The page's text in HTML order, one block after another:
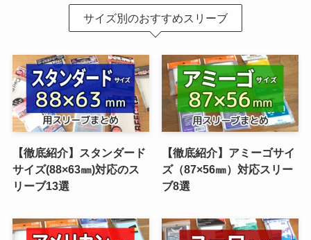
サイズ別のおすすめスリーブ
【徹底紹介】スタンダード
サイズ(88×63㎜)対応のス
リーブ13選
【徹底紹介】アミーゴサイ
ズ（87×56㎜）対応スリー
ブ8選